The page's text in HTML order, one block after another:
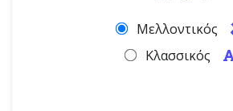
Μελλοντικός
Κλασσικός